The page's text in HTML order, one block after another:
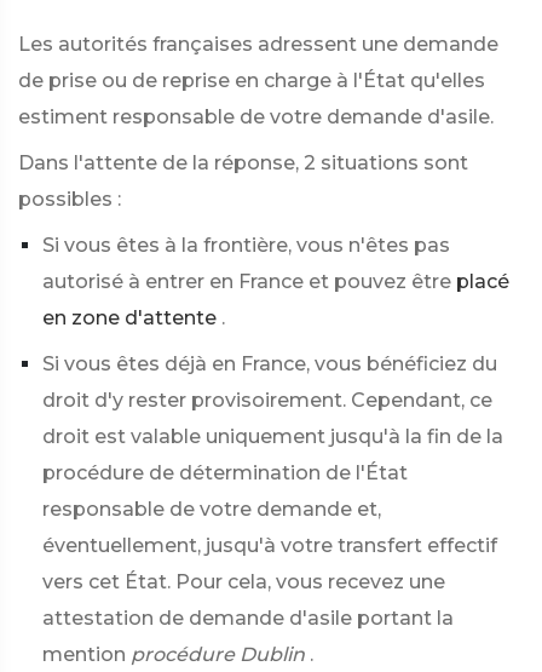
Les autorités françaises adressent une demande
de prise ou de reprise en charge à l'État qu'elles
estiment responsable de votre demande d'asile.
Dans l'attente de la réponse, 2 situations sont
possibles :
Si vous êtes à la frontière, vous n'êtes pas
autorisé à entrer en France et pouvez être placé
en zone d'attente .
Si vous êtes déjà en France, vous bénéficiez du
droit d'y rester provisoirement. Cependant, ce
droit est valable uniquement jusqu'à la fin de la
procédure de détermination de l'État
responsable de votre demande et,
éventuellement, jusqu'à votre transfert effectif
vers cet État. Pour cela, vous recevez une
attestation de demande d'asile portant la
mention procédure Dublin .